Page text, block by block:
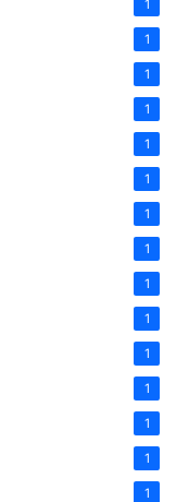
1
1
1
1
1
1
1
1
1
1
1
1
1
1
1